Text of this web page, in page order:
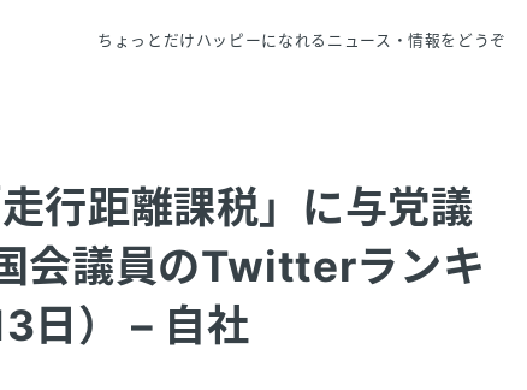
ちょっとだけハッピーになれるニュース・情報をどうぞ
行距離課税」に与党議
会議員のTwitterランキ
日） – 自社